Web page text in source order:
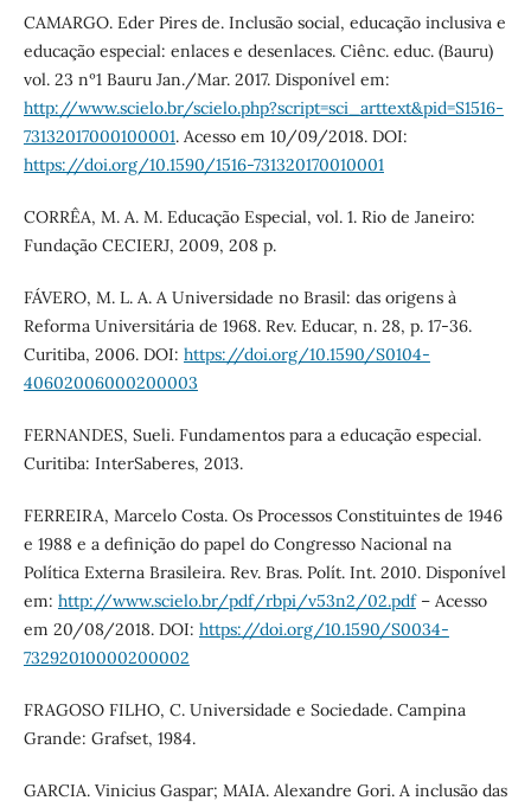
CAMARGO. Eder Pires de. Inclusão social, educação inclusiva e
educação especial: enlaces e desenlaces. Ciênc. educ. (Bauru)
vol. 23 nº1 Bauru Jan./Mar. 2017. Disponível em:
http://www.scielo.br/scielo.php?script=sci_arttext&pid=S1516-
73132017000100001. Acesso em 10/09/2018. DOI:
https://doi.org/10.1590/1516-731320170010001
CORRÊA, M. A. M. Educação Especial, vol. 1. Rio de Janeiro:
Fundação CECIERJ, 2009, 208 p.
FÁVERO, M. L. A. A Universidade no Brasil: das origens à
Reforma Universitária de 1968. Rev. Educar, n. 28, p. 17-36.
Curitiba, 2006. DOI: https://doi.org/10.1590/S0104-
40602006000200003
FERNANDES, Sueli. Fundamentos para a educação especial.
Curitiba: InterSaberes, 2013.
FERREIRA, Marcelo Costa. Os Processos Constituintes de 1946
e 1988 e a definição do papel do Congresso Nacional na
Política Externa Brasileira. Rev. Bras. Polít. Int. 2010. Disponível
em: http://www.scielo.br/pdf/rbpi/v53n2/02.pdf– Acesso
em 20/08/2018. DOI: https://doi.org/10.1590/S0034-
73292010000200002
FRAGOSO FILHO, C. Universidade e Sociedade. Campina
Grande: Grafset, 1984.
GARCIA. Vinicius Gaspar; MAIA. Alexandre Gori. A inclusão das